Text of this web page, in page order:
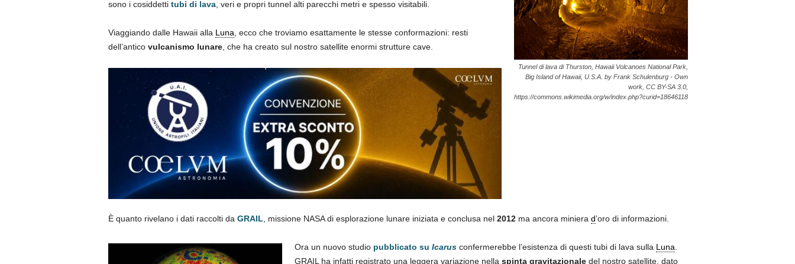
Tunnel di lava di Thurston, Hawaii Volcanoes National Park,
Big Island of Hawaii, U.S.A. by Frank Schulenburg - Own
work, CC BY-SA 3.0,
https://commons.wikimedia.org/w/index.php?curid=18646118
sono i cosiddetti tubi di lava, veri e propri tunnel alti parecchi metri e spesso visitabili.
Viaggiando dalle Hawaii alla Luna , ecco che troviamo esattamente le stesse conformazioni: resti
dell’antico vulcanismo lunare, che ha creato sul nostro satellite enormi strutture cave.
È quanto rivelano i dati raccolti da GRAIL , missione NASA di esplorazione lunare iniziata e conclusa nel 2012ma ancora miniera d’oro di informazioni.
Ora un nuovo studio pubblicato su Icarusconfermerebbe l’esistenza di questi tubi di lava sulla Luna
GRAIL ha infatti registrato una leggera variazione nella spinta gravitazionaledel nostro satellite, dato